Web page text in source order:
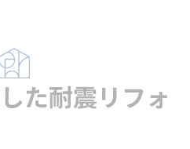
た耐震リフォ